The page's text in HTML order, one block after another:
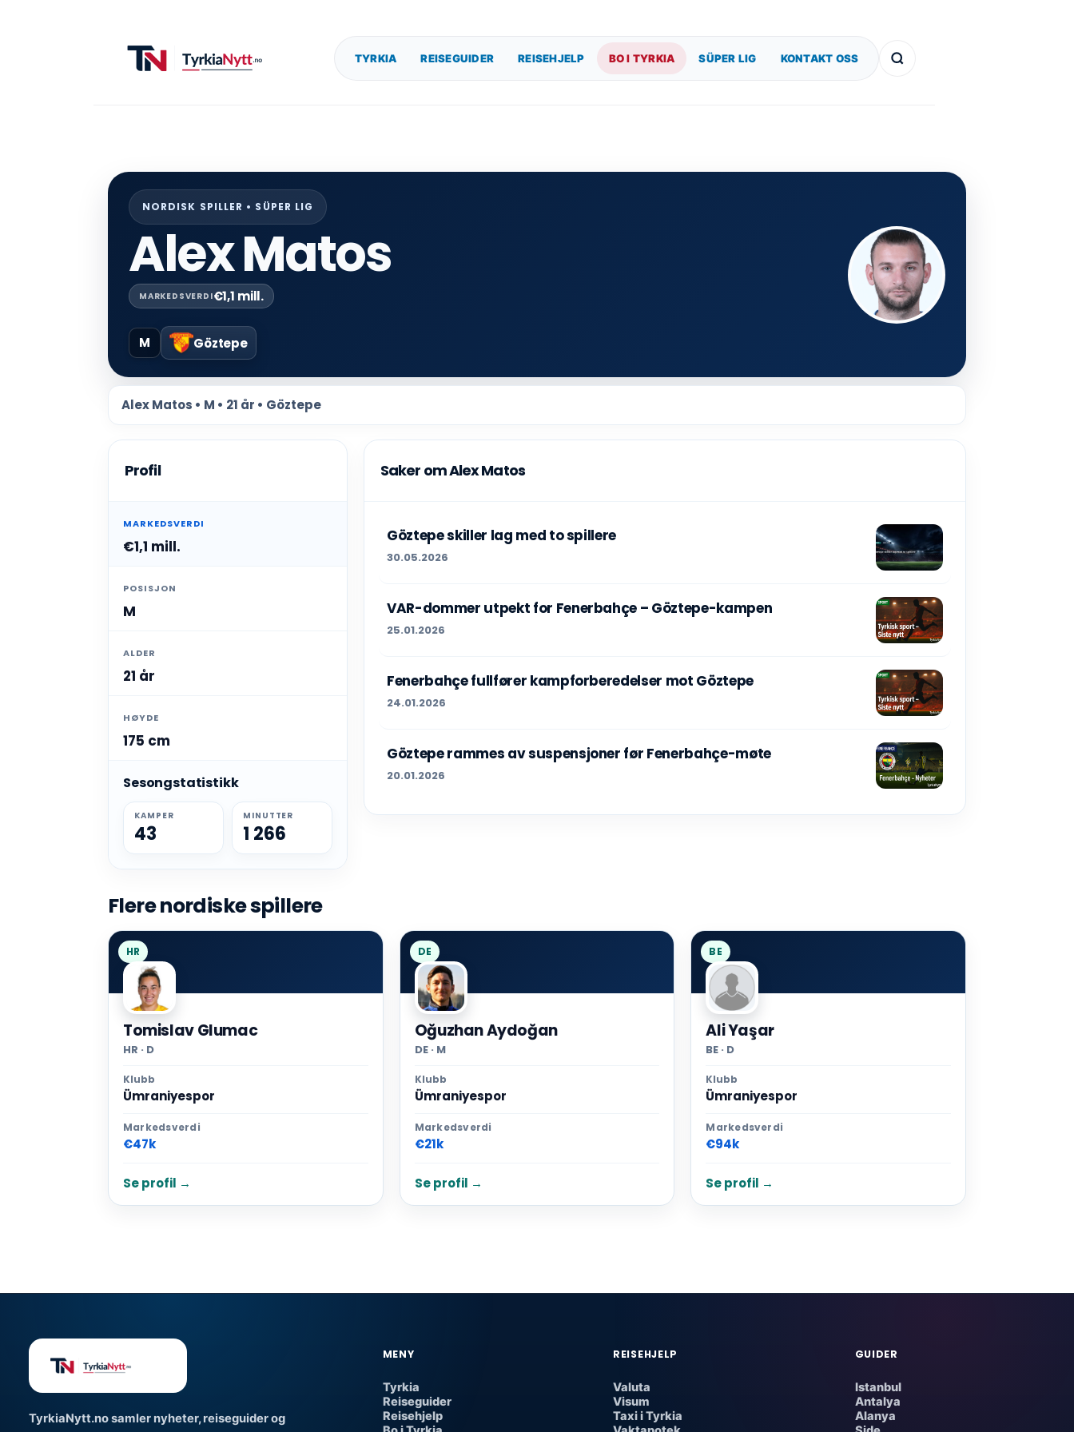
TYRKIA REISEGUIDER REISEHJELP BO I TYRKIA SÜPER LIG KONTAKT OSS
NORDISK SPILLER • SÜPER LIG
Alex Matos
MARKEDSVERDI€1,1 mill.
M Göztepe
Alex Matos • M • 21 år • Göztepe
Profil
MARKEDSVERDI
€1,1 mill.
POSISJON
M
ALDER
21 år
HØYDE
175 cm
Sesongstatistikk
KAMPER
43
MINUTTER
1 266
Saker om Alex Matos
Göztepe skiller lag med to spillere
30.05.2026
VAR-dommer utpekt for Fenerbahçe – Göztepe-kampen
25.01.2026
Fenerbahçe fullfører kampforberedelser mot Göztepe
24.01.2026
Göztepe rammes av suspensjoner før Fenerbahçe-møte
20.01.2026
Flere nordiske spillere
HR
Tomislav Glumac
HR · D
Klubb
Ümraniyespor
Markedsverdi
€47k
Se profil →
DE
Oğuzhan Aydoğan
DE · M
Klubb
Ümraniyespor
Markedsverdi
€21k
Se profil →
BE
Ali Yaşar
BE · D
Klubb
Ümraniyespor
Markedsverdi
€94k
Se profil →
TyrkiaNytt.no samler nyheter, reiseguider og
MENY
Tyrkia
Reiseguider
Reisehjelp
REISEHJELP
Valuta
Visum
Taxi i Tyrkia
GUIDER
Istanbul
Antalya
Alanya